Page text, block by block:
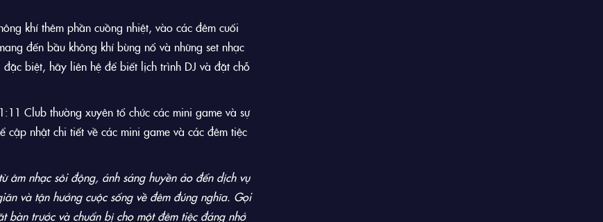
khí thêm phần cuồng nhiệt, vào các đêm cuối
đến bầu không khí bùng nổ và những set nhạc
biệt, hãy liên hệ để biết lịch trình DJ và đặt chỗ
Club thường xuyên tổ chức các mini game và sự
nhật chi tiết về các mini game và các đêm tiệc
âm nhạc sôi động, ánh sáng huyền ảo đến dịch vụ
và tận hưởng cuộc sống về đêm đúng nghĩa. Gọi
bàn trước và chuẩn bị cho một đêm tiệc đáng nhớ